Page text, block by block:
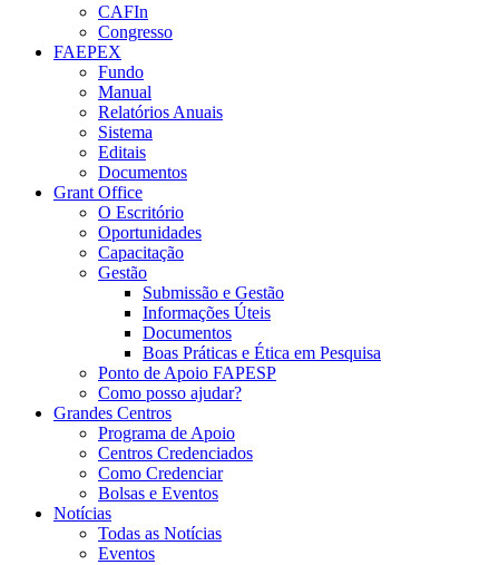
CAFIn
Congresso
FAEPEX
Fundo
Manual
Relatórios Anuais
Sistema
Editais
Documentos
Grant Office
O Escritório
Oportunidades
Capacitação
Gestão
Submissão e Gestão
Informações Úteis
Documentos
Boas Práticas e Ética em Pesquisa
Ponto de Apoio FAPESP
Como posso ajudar?
Grandes Centros
Programa de Apoio
Centros Credenciados
Como Credenciar
Bolsas e Eventos
Notícias
Todas as Notícias
Eventos